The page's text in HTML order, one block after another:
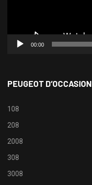
00:00
PEUGEOT D’OCCASION
108
208
2008
308
3008